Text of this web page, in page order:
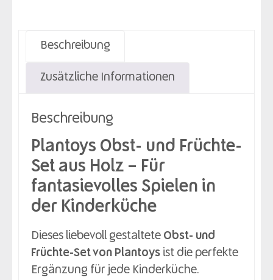
Beschreibung
Zusätzliche Informationen
Beschreibung
Plantoys Obst- und Früchte-
Set aus Holz – Für
fantasievolles Spielen in
der Kinderküche
Dieses liebevoll gestaltete Obst- und
Früchte-Set von Plantoys ist die perfekte
Ergänzung für jede Kinderküche.